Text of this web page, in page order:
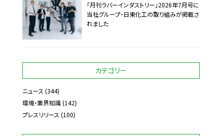
「月刊ラバーインダストリー」2026年7月号に
当社グループ・日東化工の取り組みが掲載さ
れました
カテゴリー
ニュース (344)
環境・業界知識(142)
プレスリリース (100)